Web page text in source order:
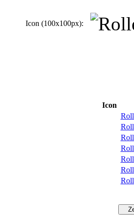
Icon (100x100px):
Icon